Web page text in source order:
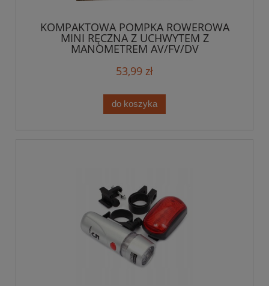
KOMPAKTOWA POMPKA ROWEROWA
MINI RĘCZNA Z UCHWYTEM Z
MANOMETREM AV/FV/DV
53,99 zł
do koszyka